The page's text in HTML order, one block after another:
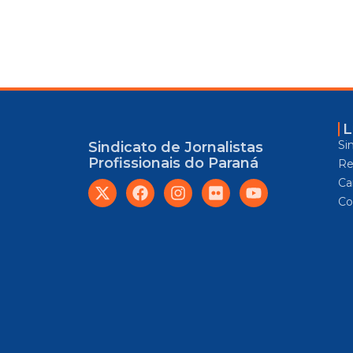
Sindicato de Jornalistas
Profissionais do Paraná